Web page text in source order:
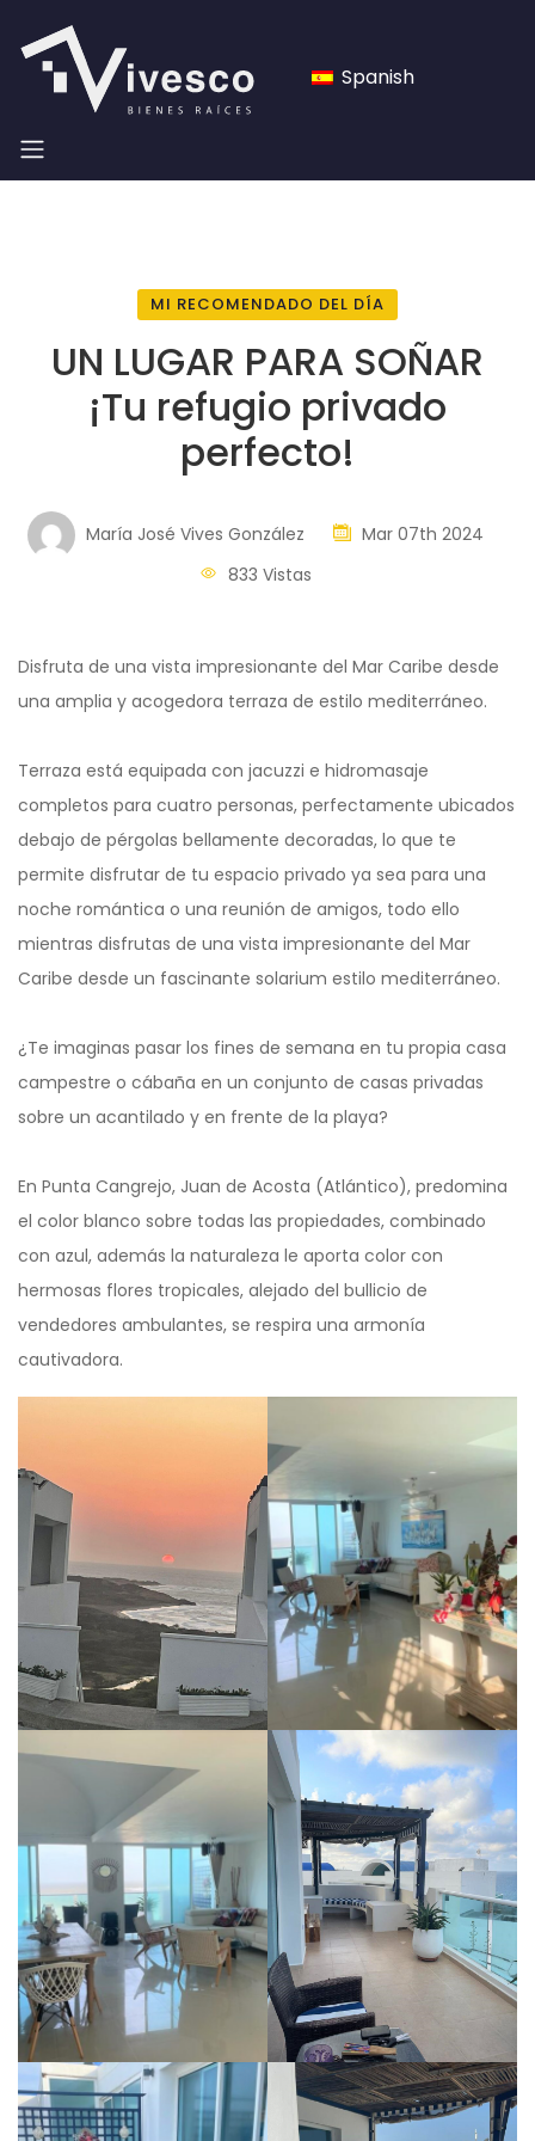
Spanish
MI RECOMENDADO DEL DÍA
UN LUGAR PARA SOÑAR
¡Tu refugio privado
perfecto!
María José Vives González
Mar 07th 2024
833 Vistas
Disfruta de una vista impresionante del Mar Caribe desde
una amplia y acogedora terraza de estilo mediterráneo.
Terraza está equipada con jacuzzi e hidromasaje
completos para cuatro personas, perfectamente ubicados
debajo de pérgolas bellamente decoradas, lo que te
permite disfrutar de tu espacio privado ya sea para una
noche romántica o una reunión de amigos, todo ello
mientras disfrutas de una vista impresionante del Mar
Caribe desde un fascinante solarium estilo mediterráneo.
¿Te imaginas pasar los fines de semana en tu propia casa
campestre o cábaña en un conjunto de casas privadas
sobre un acantilado y en frente de la playa?
En Punta Cangrejo, Juan de Acosta (Atlántico), predomina
el color blanco sobre todas las propiedades, combinado
con azul, además la naturaleza le aporta color con
hermosas flores tropicales, alejado del bullicio de
vendedores ambulantes, se respira una armonía
cautivadora.